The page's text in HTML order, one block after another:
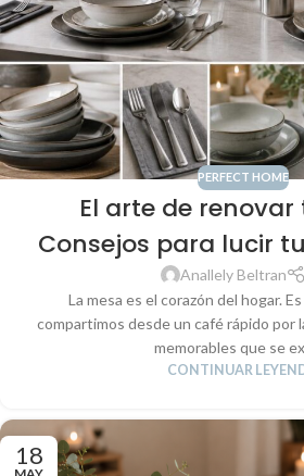
PERFECT HOME
El arte de renovar
Consejos para lucir
día a día yAnallely Beltran
La mesa es el corazón del hogar.
compartimos desde un café rápido por
memorables que se
CONTINUAR
18